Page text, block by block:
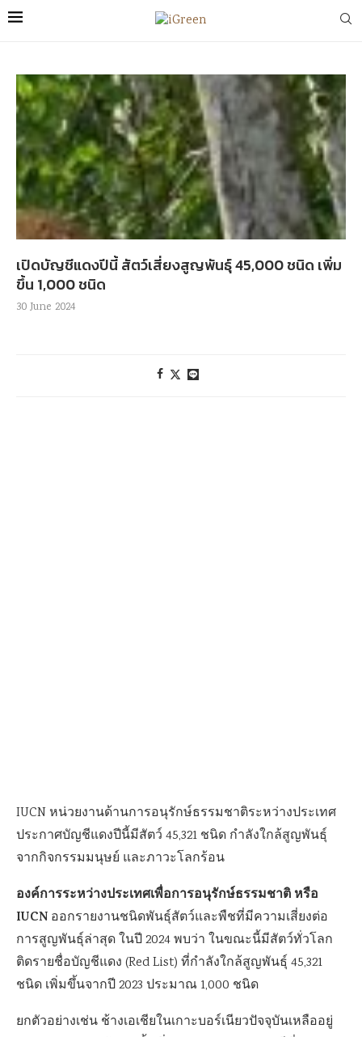
เปิดบัญชีแดงปีนี้ สัตว์เสี่ยงสูญพันธุ์ 45,000 ชนิด เพิ่ม
ขึ้น 1,000 ชนิด
30 June 2024
IUCN หน่วยงานด้านการอนุรักษ์ธรรมชาติระหว่างประเทศ
ประกาศบัญชีแดงปีนี้มีสัตว์ 45,321 ชนิด กำลังใกล้สูญพันธุ์
จากกิจกรรมมนุษย์ และภาวะโลกร้อน
องค์การระหว่างประเทศเพื่อการอนุรักษ์ธรรมชาติ หรือ
IUCN ออกรายงานชนิดพันธุ์สัตว์และพืชที่มีความเสี่ยงต่อ
การสูญพันธุ์ล่าสุด ในปี 2024 พบว่า ในขณะนี้มีสัตว์ทั่วโลก
ติดรายชื่อบัญชีแดง (Red List) ที่กำลังใกล้สูญพันธุ์ 45,321
ชนิด เพิ่มขึ้นจากปี 2023 ประมาณ 1,000 ชนิด
ยกตัวอย่างเช่น ช้างเอเชียในเกาะบอร์เนียวปัจจุบันเหลืออยู่